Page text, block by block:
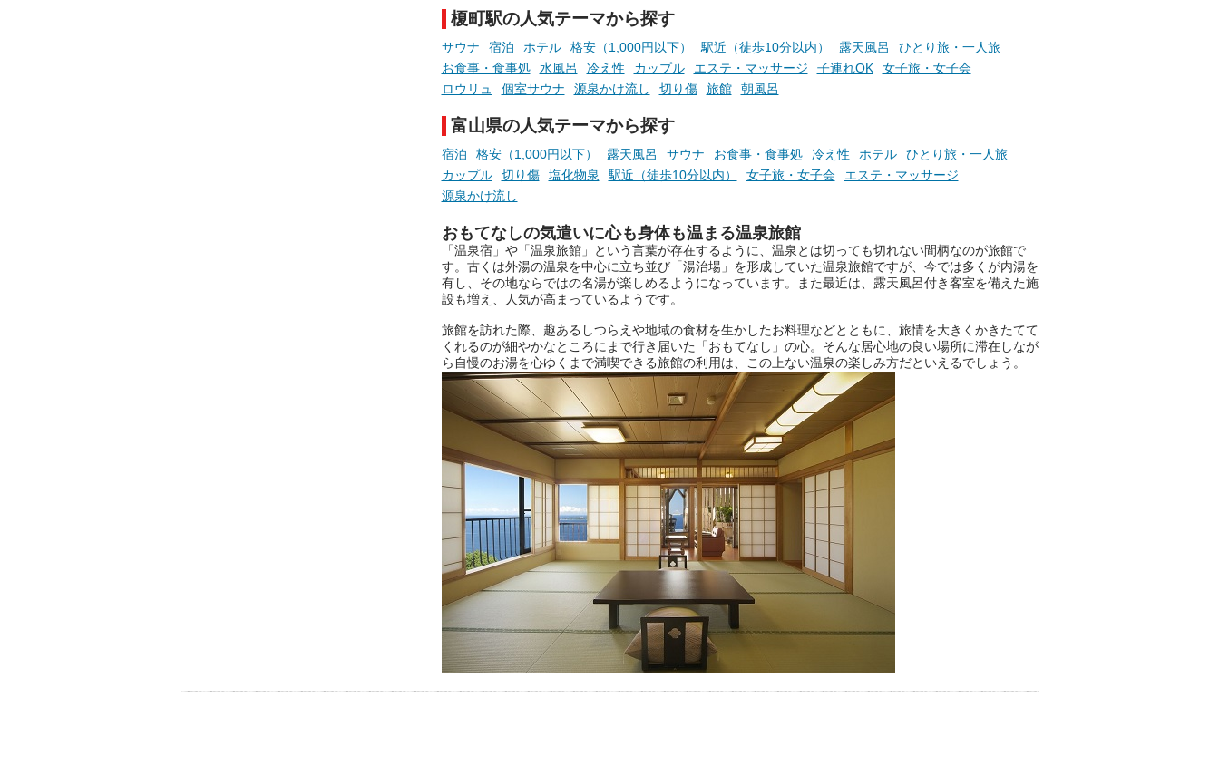
さらに、各館ではアロマロウリ
ュやアウフグースなど、サウナ
好きにはたまらない多彩なイベ
ントも予定されています。ぜひ
チェックしてください！
───
提供元：万葉倶楽部株式会社
【PR】
この記事は万葉倶楽部株式会社
のPR記事です。
先の参考にしてみてください
ね。
7度の高濃度炭酸泉で交互浴し
てととのえば、まさに気分は天
空の極楽、ここはこの夏ぜひと
サム大分」に泊まって、この
「シティスパてんくう」をたっ
ぷり満喫してきたのでレポート
てお楽しみください！
───
す。
榎町駅の人気テーマから探す
サウナ 宿泊 ホテル 格安（1,000円以下） 駅近（徒歩10分以内） 露天風呂
ひとり旅・一人旅
お食事・食事処
水風呂 冷え性 カップル エステ・マッサージ 子連れOK
女子旅・女子会
ロウリュ
個室サウナ 源泉かけ流し 切り傷 旅館 朝風呂
富山県の人気テーマから探す
宿泊 格安（1,000円以下） 露天風呂 サウナ お食事・食事処 冷え性 ホテル
ひとり旅・一人旅
カップル
切り傷 塩化物泉 駅近（徒歩10分以内） 女子旅・女子会
エステ・マッサージ
源泉かけ流し
おもてなしの気遣いに心も身体も温まる温泉旅館
「温泉宿」や「温泉旅館」という言葉が存在するように、温泉とは切っても切れない間柄なのが旅館で
す。古くは外湯の温泉を中心に立ち並び「湯治場」を形成していた温泉旅館ですが、今では多くが内湯を
有し、その地ならではの名湯が楽しめるようになっています。また最近は、露天風呂付き客室を備えた施
設も増え、人気が高まっているようです。
旅館を訪れた際、趣あるしつらえや地域の食材を生かしたお料理などとともに、旅情を大きくかきたてて
くれるのが細やかなところにまで行き届いた「おもてなし」の心。そんな居心地の良い場所に滞在しなが
ら自慢のお湯を心ゆくまで満喫できる旅館の利用は、この上ない温泉の楽しみ方だといえるでしょう。